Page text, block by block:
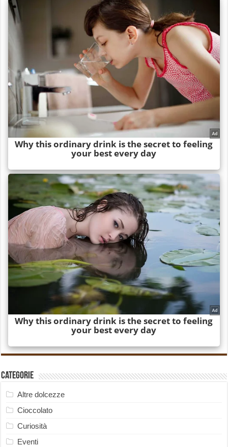
Categorie
Altre dolcezze
Cioccolato
Curiosità
Eventi